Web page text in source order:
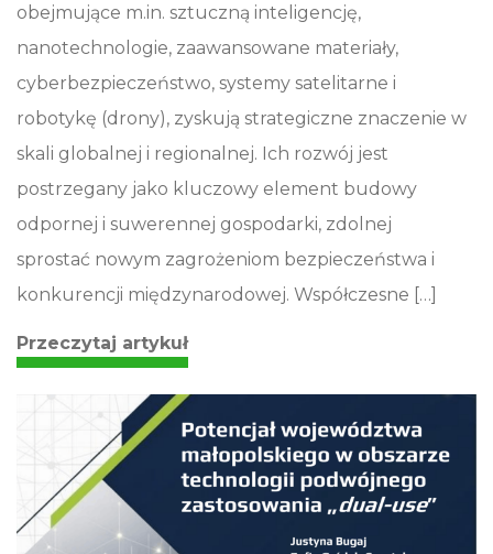
obejmujące m.in. sztuczną inteligencję,
nanotechnologie, zaawansowane materiały,
cyberbezpieczeństwo, systemy satelitarne i
robotykę (drony), zyskują strategiczne znaczenie w
skali globalnej i regionalnej. Ich rozwój jest
postrzegany jako kluczowy element budowy
odpornej i suwerennej gospodarki, zdolnej
sprostać nowym zagrożeniom bezpieczeństwa i
konkurencji międzynarodowej. Współczesne […]
Przeczytaj artykuł